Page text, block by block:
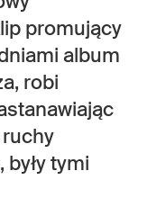
promujący
album
robi
tymi